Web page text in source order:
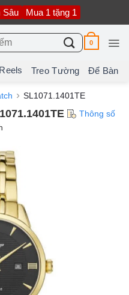
Sâu Mua 1 tặng 1
0
Reels Treo Tường Để Bàn
SL1071.1401TE
Thông số